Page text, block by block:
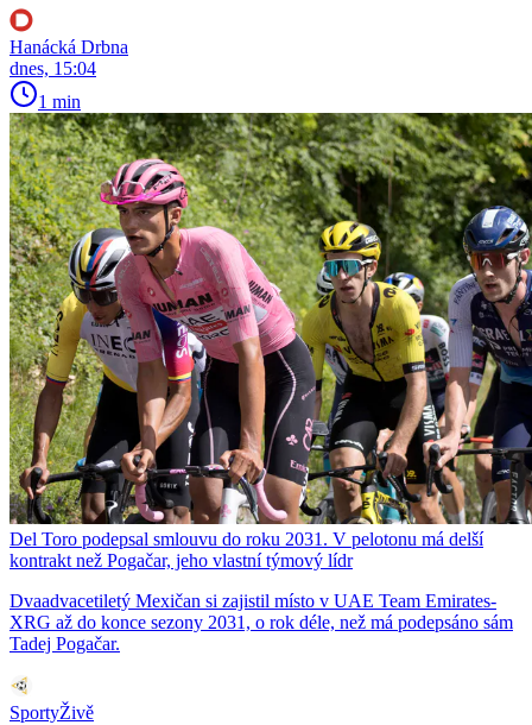
Hanácká Drbna
dnes, 15:04
1 min
Del Toro podepsal smlouvu do roku 2031. V pelotonu má delší
kontrakt než Pogačar, jeho vlastní týmový lídr
Dvaadvacetiletý Mexičan si zajistil místo v UAE Team Emirates-
XRG až do konce sezony 2031, o rok déle, než má podepsáno sám
Tadej Pogačar.
SportyŽivě